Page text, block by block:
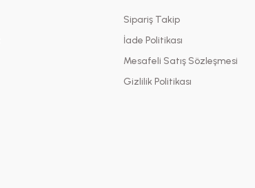
Gönder
Sipariş Takip
İade Politikası
Mesafeli Satış Sözleşmesi
Gizlilik Politikası